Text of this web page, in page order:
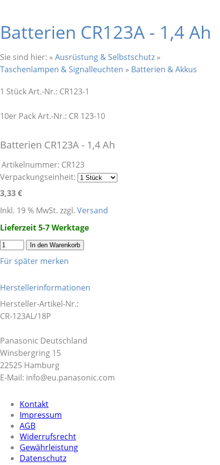
Batterien CR123A - 1,4 Ah
Sie sind hier: » Ausrüstung & Selbstschutz »
Taschenlampen & Signalleuchten » Batterien & Akkus
1 Stück Art.-Nr.: CR123-1
10er Pack Art.-Nr.: CR 123-10
Batterien CR123A - 1,4 Ah
Artikelnummer: CR123
Verpackungseinheit:
3,33 €
Inkl. 19 % MwSt. zzgl. Versand
Lieferzeit 5-7 Werktage
In den Warenkorb
Für später merken
Herstellerinformationen
Hersteller-Artikel-Nr.:
CR-123AL/18P
Panasonic Deutschland
Winsbergring 15
22525 Hamburg
E-Mail: info@eu.panasonic.com
Kontakt
Impressum
AGB
Widerrufsrecht
Gewährleistung
Datenschutz